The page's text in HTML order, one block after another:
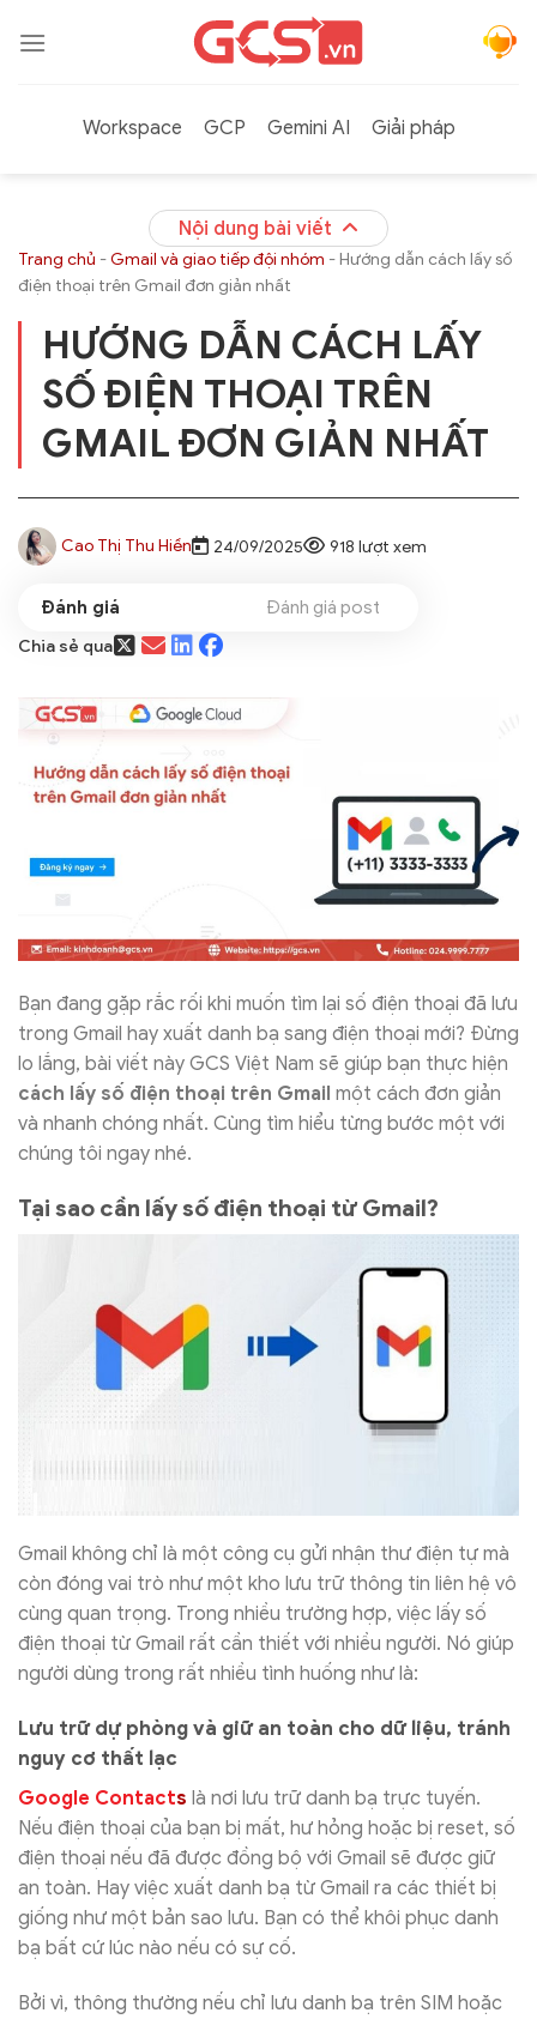
qua
Workspace
GCP Gemini AI Giải pháp
Nội dung bài viết
Trang chủ -Gmail và giao tiếp đội nhóm -Hướng dẫn cách lấy số
điện thoại trên Gmail đơn giản nhất
HƯỚNG DẪN CÁCH LẤY
SỐ ĐIỆN THOẠI TRÊN
GMAIL ĐƠN GIẢN NHẤT
Cao Thị Thu Hiền 24/09/2025 918 lượt xem
Đánh giá post
Chia sẻ qua
Bạn đang gặp rắc rối khi muốn tìm lại số điện thoại đã lưu
trong Gmail hay xuất danh bạ sang điện thoại mới? Đừng
lo lắng, bài viết này GCS Việt Nam sẽ giúp bạn thực hiện
cách lấy số điện thoại trên Gmail một cách đơn giản
và nhanh chóng nhất. Cùng tìm hiểu từng bước một với
chúng tôi ngay nhé.
Tại sao cần lấy số điện thoại từ Gmail?
Gmail không chỉ là một công cụ gửi nhận thư điện tự mà
còn đóng vai trò như một kho lưu trữ thông tin liên hệ vô
cùng quan trọng. Trong nhiều trường hợp, việc lấy số
điện thoại từ Gmail rất cần thiết với nhiều người. Nó giúp
người dùng trong rất nhiều tình huống như là:
Lưu trữ dự phòng và giữ an toàn cho dữ liệu, tránh
nguy cơ thất lạc
Google Contacts là nơi lưu trữ danh bạ trực tuyến.
Nếu điện thoại của bạn bị mất, hư hỏng hoặc bị reset, số
điện thoại nếu đã được đồng bộ với Gmail sẽ được giữ
an toàn. Hay việc xuất danh bạ từ Gmail ra các thiết bị
giống như một bản sao lưu. Bạn có thể khôi phục danh
bạ bất cứ lúc nào nếu có sự cố.
Bởi vì, thông thường nếu chỉ lưu danh bạ trên SIM hoặc